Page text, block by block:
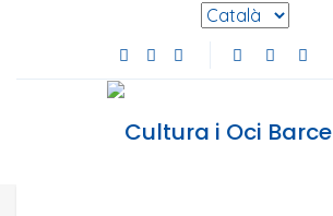
Selecciona
Facebook de Cultura i Oci
Instagram de Cultura i
Youtube de Cultura